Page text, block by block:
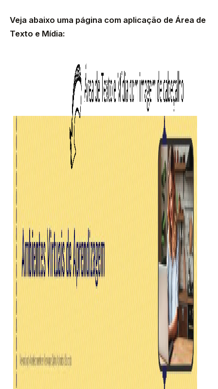
Veja abaixo uma página com aplicação de Área de
Texto e Mídia: